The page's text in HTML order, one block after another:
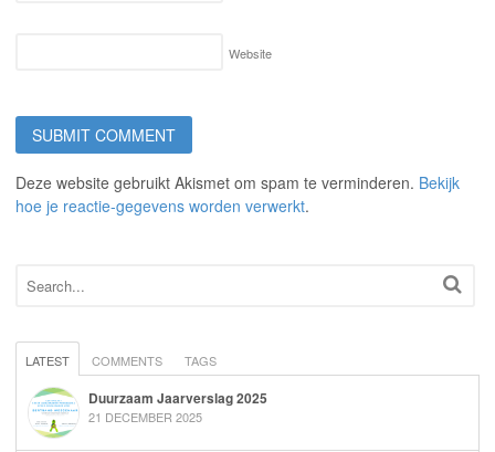
Website
Deze website gebruikt Akismet om spam te verminderen. Bekijk
hoe je reactie-gegevens worden verwerkt.
LATEST COMMENTS TAGS
Duurzaam Jaarverslag 2025
21 DECEMBER 2025